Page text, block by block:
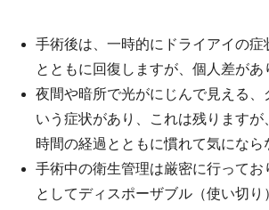
手術後は、一時的にドライアイの症
とともに回復しますが、個人差があ
夜間や暗所で光がにじんで見える、
いう症状があり、これは残りますが
時間の経過とともに慣れて気になら
手術中の衛生管理は厳密に行ってお
としてディスポーザブル（使い切り